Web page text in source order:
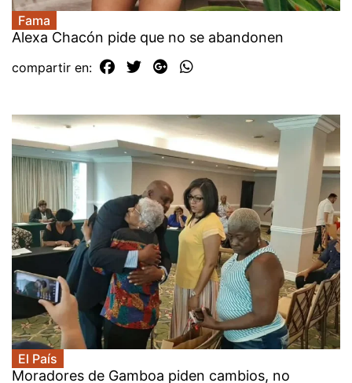
Fama
Alexa Chacón pide que no se abandonen
compartir en:
El País
Moradores de Gamboa piden cambios, no